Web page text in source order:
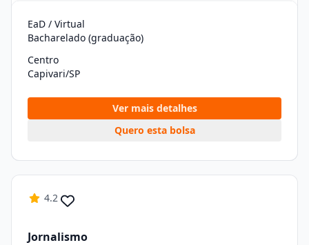
EaD / Virtual
Bacharelado (graduação)
Centro
Capivari/SP
Ver mais detalhes
Quero esta bolsa
4.2
Jornalismo